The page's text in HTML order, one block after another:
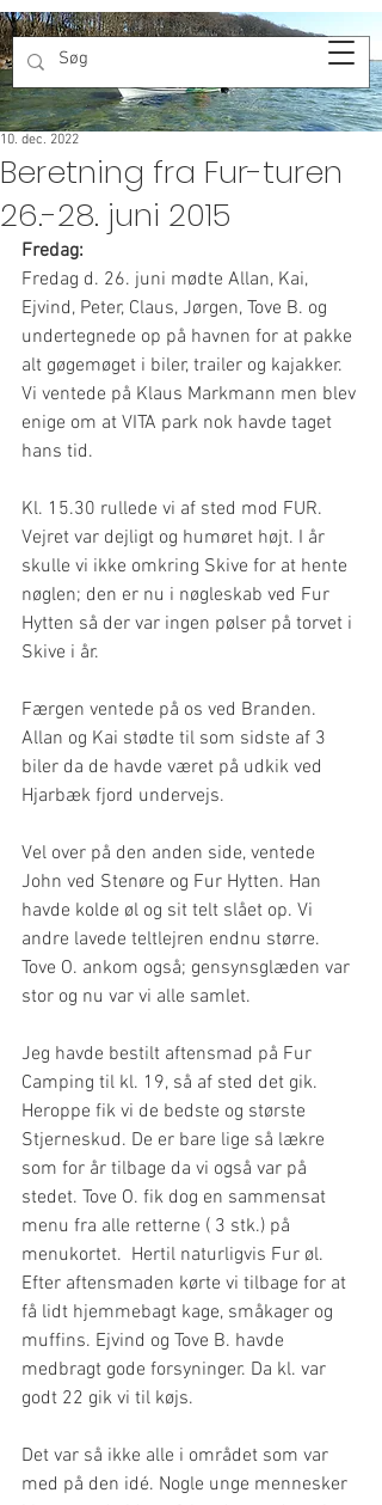
Beretning fra Fur-turen
26.-28. juni 2015
10. dec. 2022
Fredag:
Fredag d. 26. juni mødte Allan, Kai,
Ejvind, Peter, Claus, Jørgen, Tove B. og
undertegnede op på havnen for at pakke
alt gøgemøget i biler, trailer og kajakker.
Vi ventede på Klaus Markmann men blev
enige om at VITA park nok havde taget
hans tid.
Kl. 15.30 rullede vi af sted mod FUR.
Vejret var dejligt og humøret højt. I år
skulle vi ikke omkring Skive for at hente
nøglen; den er nu i nøgleskab ved Fur
Hytten så der var ingen pølser på torvet i
Skive i år.
Færgen ventede på os ved Branden.
Allan og Kai stødte til som sidste af 3
biler da de havde været på udkik ved
Hjarbæk fjord undervejs.
Vel over på den anden side, ventede
John ved Stenøre og Fur Hytten. Han
havde kolde øl og sit telt slået op. Vi
andre lavede teltlejren endnu større.
Tove O. ankom også; gensynsglæden var
stor og nu var vi alle samlet.
Jeg havde bestilt aftensmad på Fur
Camping til kl. 19, så af sted det gik.
Heroppe fik vi de bedste og største
Stjerneskud. De er bare lige så lækre
som for år tilbage da vi også var på
stedet. Tove O. fik dog en sammensat
menu fra alle retterne ( 3 stk.) på
menukortet.  Hertil naturligvis Fur øl.
Efter aftensmaden kørte vi tilbage for at
få lidt hjemmebagt kage, småkager og
muffins. Ejvind og Tove B. havde
medbragt gode forsyninger. Da kl. var
godt 22 gik vi til køjs.
Det var så ikke alle i området som var
med på den idé. Nogle unge mennesker